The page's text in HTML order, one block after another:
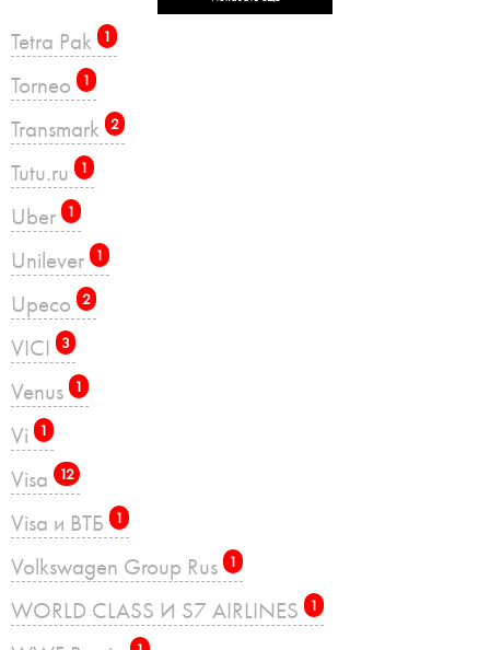
Tetra Pak 1
Torneo 1
Transmark 2
Tutu.ru 1
Uber 1
Unilever 1
Upeco 2
VICI 3
Venus 1
Vi 1
Visa 12
Visa и ВТБ 1
Volkswagen Group Rus 1
WORLD CLASS И S7 AIRLINES 1